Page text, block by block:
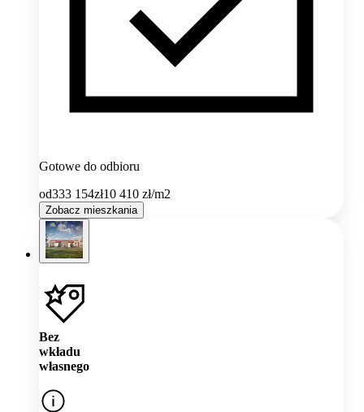
Gotowe do odbioru
od333 154zł10 410 zł/m2
Zobacz mieszkania
Bez
wkładu
własnego